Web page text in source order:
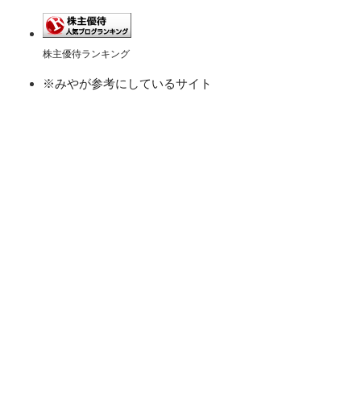
株主優待ランキング
※みやが参考にしているサイト